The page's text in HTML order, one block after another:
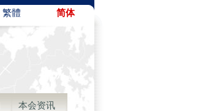
繁體 简体
本会资讯